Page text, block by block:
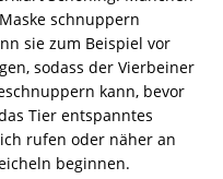
schnuppern
sie zum Beispiel vor
sodass der Vierbeiner
kann, bevor
Tier entspanntes
rufen oder näher an
beginnen.